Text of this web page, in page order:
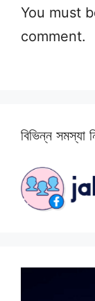
You must
comment.
বিভিন্ন